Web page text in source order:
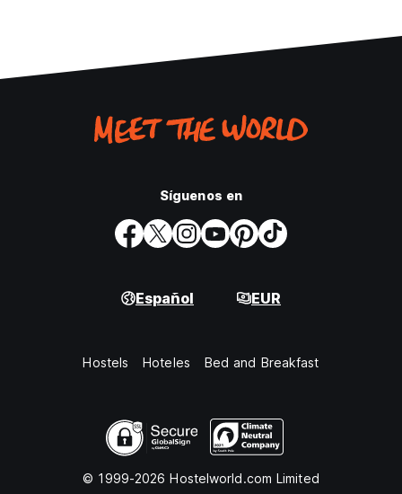
Síguenos en
Español EUR
Hostels Hoteles Bed and Breakfast
© 1999-2026 Hostelworld.com Limited